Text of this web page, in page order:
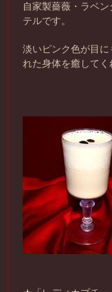
自家製薔薇・ラベ
テルです。
淡いピンク色が目
れた身体を癒してく